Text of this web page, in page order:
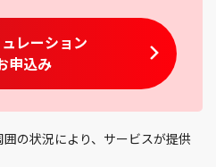
レーション
申込み
の状況により、サービスが提供